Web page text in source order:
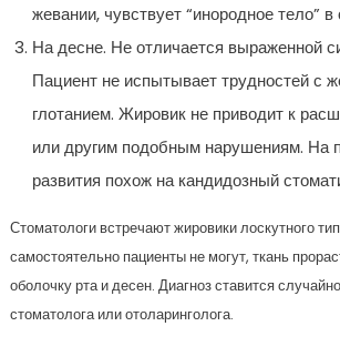
жевании, чувствует “инородное тело” в
На десне. Не отличается выраженной
Пациент не испытывает трудностей с
глотанием. Жировик не приводит к
или другим подобным нарушениям. На
развития похож на кандидозный
Стоматологи встречают жировики лоскутного
самостоятельно пациенты не могут, ткань
оболочку рта и десен. Диагноз ставится
стоматолога или отоларинголога.